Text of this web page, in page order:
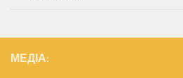
МЕДІА: